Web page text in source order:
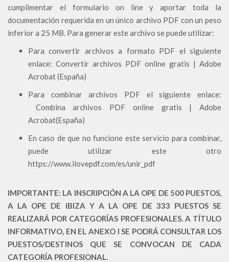
cumplimentar el formulario on line y aportar toda la
documentación requerida en un único archivo PDF con un peso
inferior a 25 MB. Para generar este archivo se puede utilizar:
Para convertir archivos a formato PDF el siguiente
enlace: Convertir archivos PDF online gratis | Adobe
Acrobat (España)
Para combinar archivos PDF el siguiente enlace:
Combina archivos PDF online gratis | Adobe
Acrobat(España)
En caso de que no funcione este servicio para combinar,
puede utilizar este otro
https://www.ilovepdf.com/es/unir_pdf
IMPORTANTE: LA INSCRIPCIÓN A LA OPE DE 500 PUESTOS,
A LA OPE DE IBIZA Y A LA OPE DE 333 PUESTOS SE
REALIZARÁ POR CATEGORÍAS PROFESIONALES. A TÍTULO
INFORMATIVO, EN EL ANEXO I SE PODRÁ CONSULTAR LOS
PUESTOS/DESTINOS QUE SE CONVOCAN DE CADA
CATEGORÍA PROFESIONAL.